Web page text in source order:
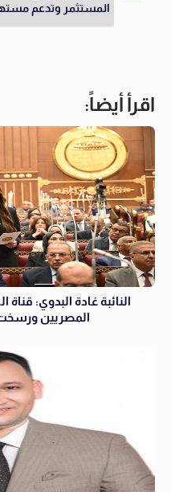
المستثمر وتدعم
اقرأ أيضاً:
النائبة غادة البدوي:
المصريين